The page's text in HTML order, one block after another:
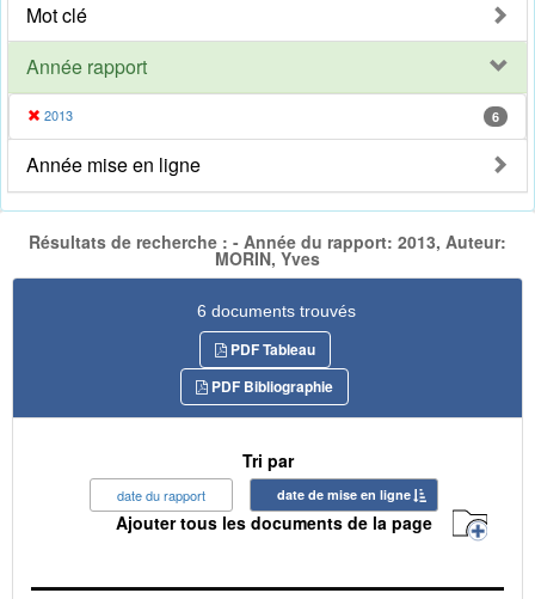
Mot clé
Année rapport
2013 6
Année mise en ligne
Résultats de recherche : - Année du rapport: 2013, Auteur:
MORIN, Yves
6 documents trouvés
PDF Tableau
PDF Bibliographie
Tri par
date du rapport date de mise en ligne
Ajouter tous les documents de la page